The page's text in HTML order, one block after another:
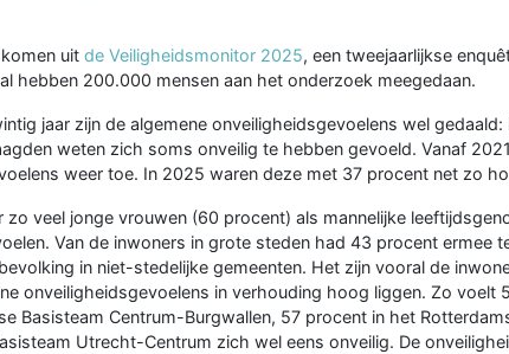
uit de Veiligheidsmonitor 2025, een tweejaarlijkse
hebben 200.000 mensen aan het onderzoek meegedaan.
jaar zijn de algemene onveiligheidsgevoelens wel
weten zich soms onveilig te hebben gevoeld. Vanaf
weer toe. In 2025 waren deze met 37 procent net zo
zo veel jonge vrouwen (60 procent) als mannelijke
Van de inwoners in grote steden had 43 procent ermee
in niet-stedelijke gemeenten. Het zijn vooral de
onveiligheidsgevoelens in verhouding hoog liggen. Zo voelt
Basisteam Centrum-Burgwallen, 57 procent in het
Utrecht-Centrum zich wel eens onveilig. De